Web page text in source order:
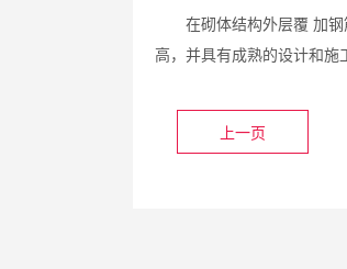
在砌体结构外层覆 加
高，并具有成熟的设计和施
上一页